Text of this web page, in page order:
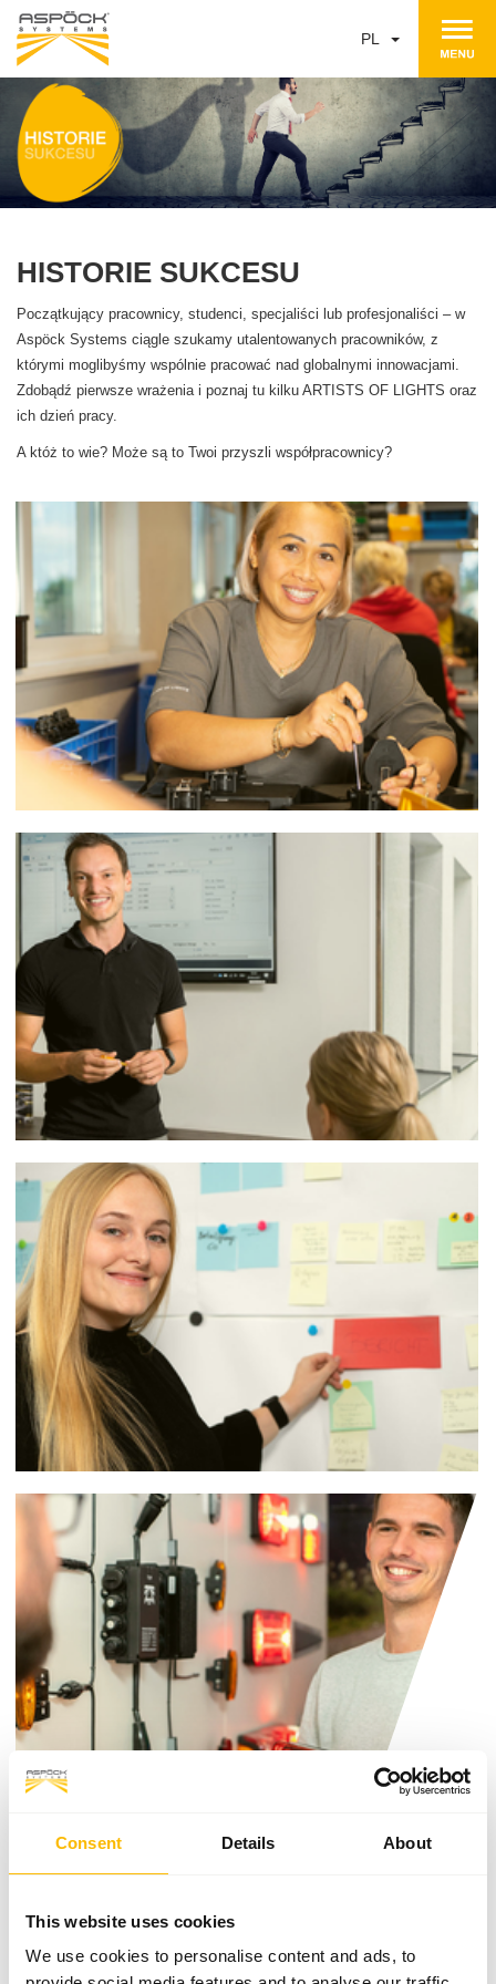
Consent Details About
This website uses cookies
We use cookies to personalise content and ads, to
PL
HISTORIE SUKCESU
Początkujący pracownicy, studenci, specjaliści lub profesjonaliści – w
Aspöck Systems ciągle szukamy utalentowanych pracowników, z
którymi moglibyśmy wspólnie pracować nad globalnymi innowacjami.
Zdobądź pierwsze wrażenia i poznaj tu kilku ARTISTS OF LIGHTS oraz
ich dzień pracy.
A któż to wie? Może są to Twoi przyszli współpracownicy?